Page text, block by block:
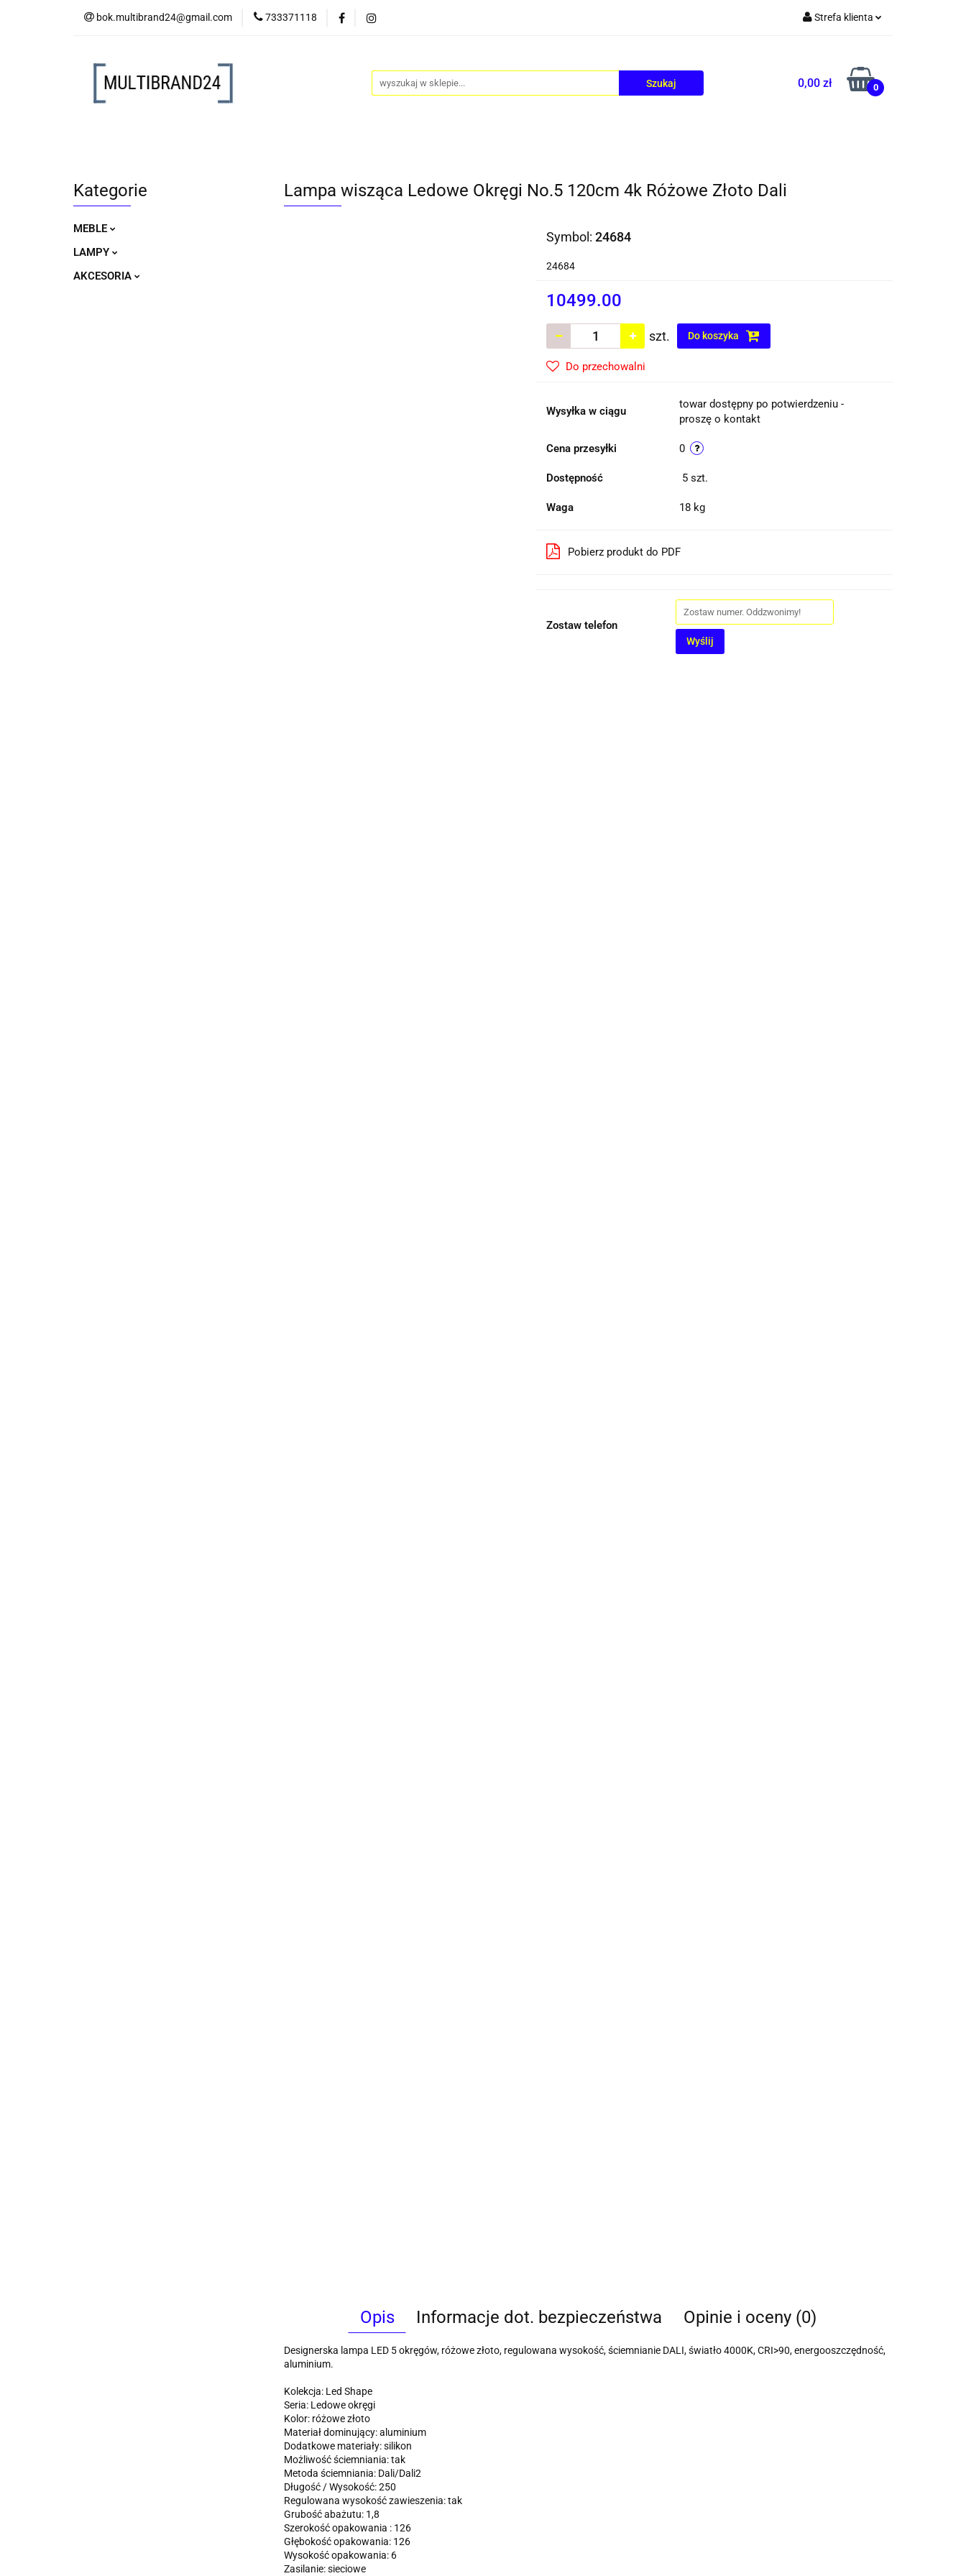
bok.multibrand24@gmail.com 733371118 Strefa klienta
Zarejestruj się
Dodaj zgłoszenie
0,00 zł 0
MEBLE LAMPY AKCESORIA
Kategorie
MEBLE
LAMPY
AKCESORIA
Lampa wisząca Ledowe Okręgi No.5 120cm 4k Różowe Złoto Dali
Symbol:24684
24684
10499.00
szt. Do koszyka
Do przechowalni
Wysyłka w ciągu
towar dostępny po potwierdzeniu -
proszę o kontakt
Cena przesyłki 0
Dostępność 5 szt.
Waga 18 kg
Pobierz produkt do PDF
Zostaw telefon
Wyślij
Opis Informacje dot. bezpieczeństwa Opinie i oceny (0)
Designerska lampa LED 5 okręgów, różowe złoto, regulowana wysokość, ściemnianie DALI, światło 4000K, CRI>90, energooszczędność,
aluminium.
Kolekcja: Led Shape
Seria: Ledowe okręgi
Kolor: różowe złoto
Materiał dominujący: aluminium
Dodatkowe materiały: silikon
Możliwość ściemniania: tak
Metoda ściemniania: Dali/Dali2
Długość / Wysokość: 250
Regulowana wysokość zawieszenia: tak
Grubość abażutu: 1,8
Szerokość opakowania : 126
Głębokość opakowania: 126
Wysokość opakowania: 6
Zasilanie: sieciowe